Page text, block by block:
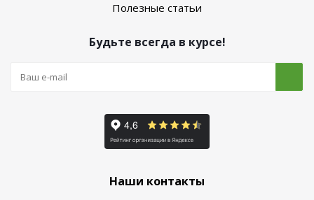
Полезные статьи
Будьте всегда в курсе!
Наши контакты